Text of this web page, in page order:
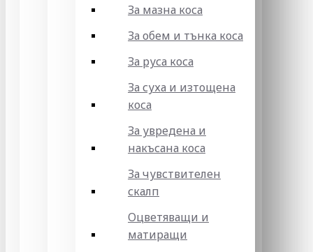
За мазна коса
За обем и тънка коса
За руса коса
За суха и изтощена
коса
За увредена и
накъсана коса
За чувствителен
скалп
Оцветяващи и
матиращи